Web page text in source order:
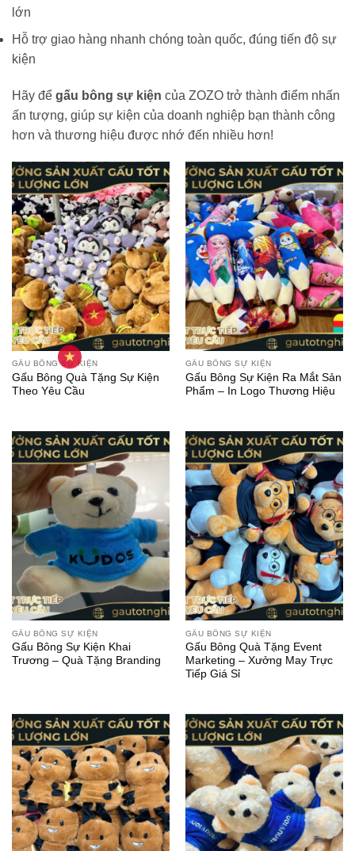
lớn
Hỗ trợ giao hàng nhanh chóng toàn quốc, đúng tiến độ sự
kiện
Hãy để gấu bông sự kiện của ZOZO trở thành điểm nhấn
ấn tượng, giúp sự kiện của doanh nghiệp bạn thành công
hơn và thương hiệu được nhớ đến nhiều hơn!
GẤU BÔNG SỰ KIỆN
Gấu Bông Quà Tặng Sự Kiện
Theo Yêu Cầu
GẤU BÔNG SỰ KIỆN
Gấu Bông Sự Kiện Ra Mắt Sản
Phẩm – In Logo Thương Hiệu
GẤU BÔNG SỰ KIỆN
Gấu Bông Sự Kiện Khai
Trương – Quà Tặng Branding
GẤU BÔNG SỰ KIỆN
Gấu Bông Quà Tặng Event
Marketing – Xưởng May Trực
Tiếp Giá Sỉ